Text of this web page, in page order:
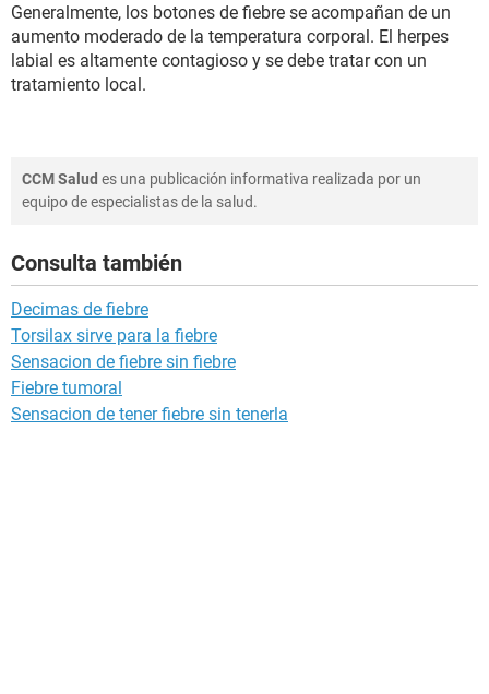
Generalmente, los botones de fiebre se acompañan de un
aumento moderado de la temperatura corporal. El herpes
labial es altamente contagioso y se debe tratar con un
tratamiento local.
CCM Salud es una publicación informativa realizada por un
equipo de especialistas de la salud.
Consulta también
Decimas de fiebre
Torsilax sirve para la fiebre
Sensacion de fiebre sin fiebre
Fiebre tumoral
Sensacion de tener fiebre sin tenerla